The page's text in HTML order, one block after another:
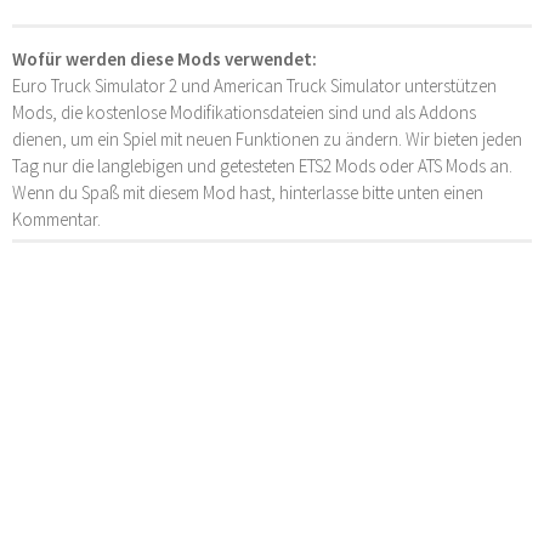
Wofür werden diese Mods verwendet:
Euro Truck Simulator 2 und American Truck Simulator unterstützen
Mods, die kostenlose Modifikationsdateien sind und als Addons
dienen, um ein Spiel mit neuen Funktionen zu ändern. Wir bieten jeden
Tag nur die langlebigen und getesteten ETS2 Mods oder ATS Mods an.
Wenn du Spaß mit diesem Mod hast, hinterlasse bitte unten einen
Kommentar.